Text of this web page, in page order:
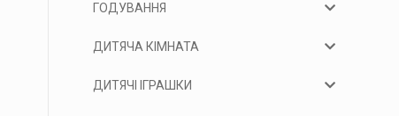
ГОДУВАННЯ
ДИТЯЧА КІМНАТА
ДИТЯЧІ ІГРАШКИ